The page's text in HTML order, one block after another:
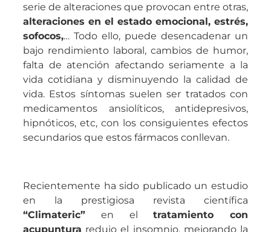
serie de alteraciones que provocan entre otras,
alteraciones en el estado emocional, estrés,
sofocos,… Todo ello, puede desencadenar un
bajo rendimiento laboral, cambios de humor,
falta de atención afectando seriamente a la
vida cotidiana y disminuyendo la calidad de
vida. Estos síntomas suelen ser tratados con
medicamentos ansiolíticos, antidepresivos,
hipnóticos, etc, con los consiguientes efectos
secundarios que estos fármacos conllevan.
Recientemente ha sido publicado un estudio
en la prestigiosa revista científica
“Climateric” en eltratamiento con
acupuntura redujo el insomnio, mejorando la